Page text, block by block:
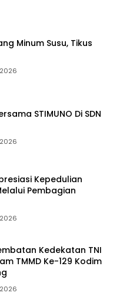
Minum Susu, Tikus
STIMUNO Di SDN
Kepedulian
Pembagian
Kedekatan TNI
TMMD Ke-129 Kodim